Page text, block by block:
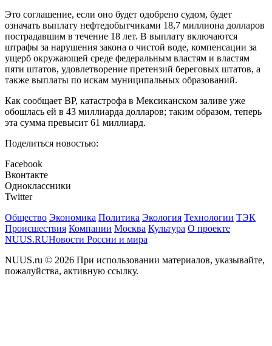
Это соглашение, если оно будет одобрено судом, будет
означать выплату нефтедобытчиками 18,7 миллиона долларов
пострадавшим в течение 18 лет. В выплату включаются
штрафы за нарушения закона о чистой воде, компенсации за
ущерб окружающей среде федеральным властям и властям
пяти штатов, удовлетворение претензий береговых штатов, а
также выплаты по искам муниципальных образований.
Как сообщает BP, катастрофа в Мексиканском заливе уже
обошлась ей в 43 миллиарда долларов; таким образом, теперь
эта сумма превысит 61 миллиард.
Поделиться новостью:
Facebook
Вконтакте
Одноклассники
Twitter
Общество Экономика Политика Экология Технологии ТЭК
Происшествия Компании Москва Культура О проекте
NUUS.RUНовости России и мира
NUUS.ru © 2026 При использовании материалов, указывайте,
пожалуйства, активную ссылку.